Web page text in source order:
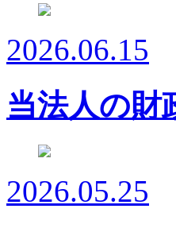
2026.06.15
当法人の財
2026.05.25